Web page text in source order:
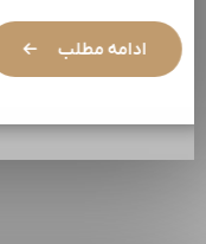
ادامه مطلب